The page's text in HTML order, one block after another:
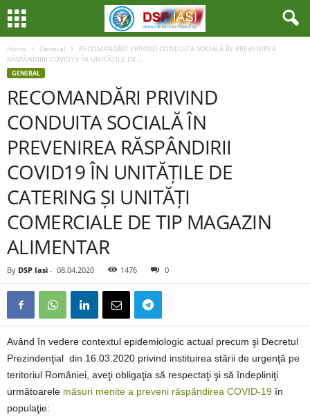
Home General
RECOMANDĂRI PRIVIND CONDUITA SOCIALĂ ÎN PREVENIREA
RĂSPÂNDIRII COVID19 ÎN UNITĂȚILE DE...
GENERAL
RECOMANDĂRI PRIVIND
CONDUITA SOCIALĂ ÎN
PREVENIREA RĂSPÂNDIRII
COVID19 ÎN UNITĂȚILE DE
CATERING ȘI UNITĂȚI
COMERCIALE DE TIP MAGAZIN
ALIMENTAR
By DSP Iasi - 08.04.2020 1476 0
Având în vedere contextul epidemiologic actual precum şi Decretul
Prezindenţial din 16.03.2020 privind instituirea stării de urgenţă pe
teritoriul României, aveţi obligaţia să respectaţi şi să îndepliniţi
următoarele măsuri menite a preveni răspândirea COVID-19 în
populaţie: